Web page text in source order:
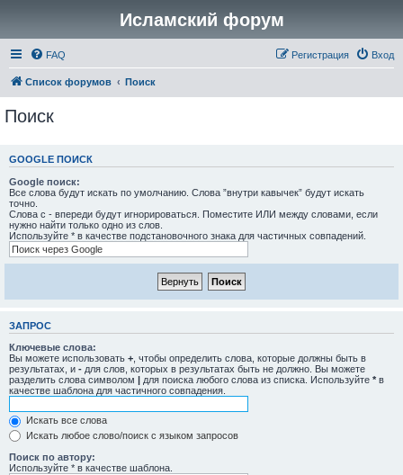
Исламский форум
FAQ Вход
Регистрация
Список форумов Поиск
Поиск
GOOGLE ПОИСК
Google поиск:
Все слова будут искать по умолчанию. Слова ”внутри кавычек” будут искать
точно.
Слова с - впереди будут игнорироваться. Поместите ИЛИ между словами, если
нужно найти только одно из слов.
Используйте * в качестве подстановочного знака для частичных совпадений.
ЗАПРОС
Ключевые слова:
Вы можете использовать + , чтобы определить слова, которые должны быть в
результатах, и - для слов, которых в результатах быть не должно. Вы можете
разделить слова символом | для поиска любого слова из списка. Используйте * в
качестве шаблона для частичного совпадения.
Искать все слова
Искать любое слово/поиск с языком запросов
Поиск по автору:
Используйте * в качестве шаблона.